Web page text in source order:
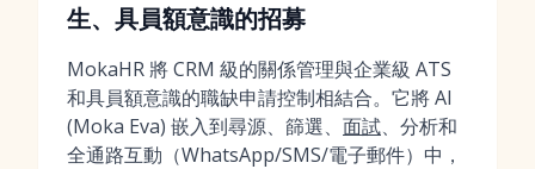
生、具員額意識的招募
MokaHR 將 CRM 級的關係管理與企業級 ATS
和具員額意識的職缺申請控制相結合。它將 AI
(Moka Eva) 嵌入到尋源、篩選、 面試、分析和
全通路互動（WhatsApp/SMS/電子郵件）中，